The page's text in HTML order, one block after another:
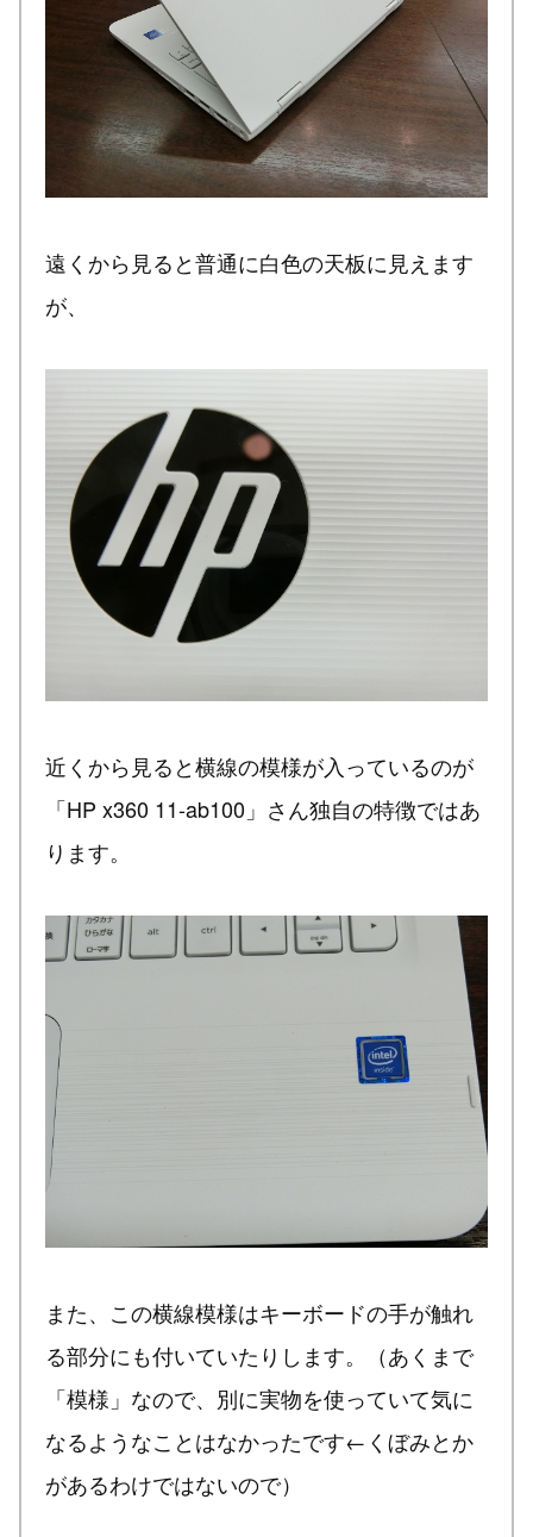
遠くから見ると普通に白色の天板に見えます
が、
近くから見ると横線の模様が入っているのが
「HP x360 11-ab100」さん独自の特徴ではあ
ります。
また、この横線模様はキーボードの手が触れ
る部分にも付いていたりします。（あくまで
「模様」なので、別に実物を使っていて気に
なるようなことはなかったです←くぼみとか
があるわけではないので）